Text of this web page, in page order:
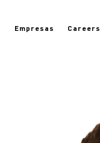
Empresas Careers